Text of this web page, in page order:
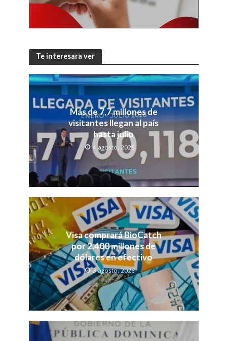
Te interesara ver
Más de 7,7 millones de
visitantes llegan al país
hasta julio
4 agosto, 2026
Visa comprará BioCatch
por 2,400 millones de
dólares en efectivo
3 agosto, 2026